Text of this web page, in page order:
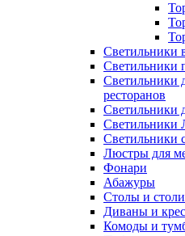
Светильники
Светильники
Светильники
ресторанов
Светильники
Светильники
Светильники
Люстры для
Фонари
Абажуры
Столы и
Диваны и
Комоды и